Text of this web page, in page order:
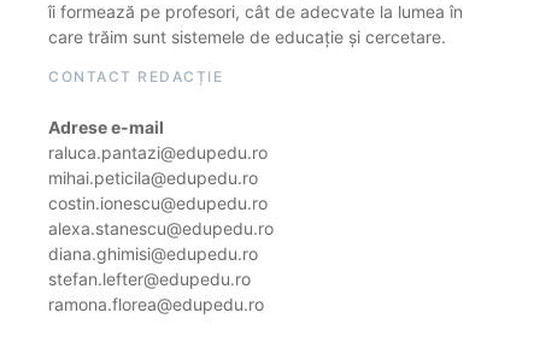
îi formează pe profesori, cât de adecvate la lumea în
care trăim sunt sistemele de educație și cercetare.
CONTACT REDACȚIE
Adrese e-mail
raluca.pantazi@edupedu.ro
mihai.peticila@edupedu.ro
costin.ionescu@edupedu.ro
alexa.stanescu@edupedu.ro
diana.ghimisi@edupedu.ro
stefan.lefter@edupedu.ro
ramona.florea@edupedu.ro